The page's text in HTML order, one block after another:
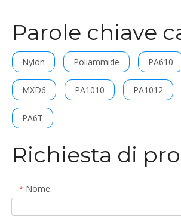
Parole chiave
Nylon Poliammide PA610
MXD6 PA1010 PA1012
PA6T
Richiesta di
* Nome